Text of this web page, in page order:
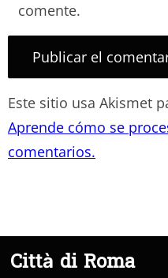
comente.
Este sitio usa Akismet
Aprende cómo se
comentarios.
Città di Roma